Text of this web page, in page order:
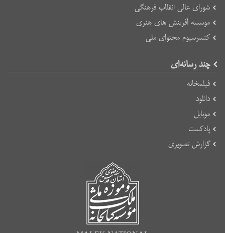
شورای عالی انقلاب فرهنگی
موسسه آفرینش های هنری
کنسرسیوم محتوای ملی
چند رسانه‌ای
فیلمخانه
دانلود
موبایل
پادکست
گزارش تصویری